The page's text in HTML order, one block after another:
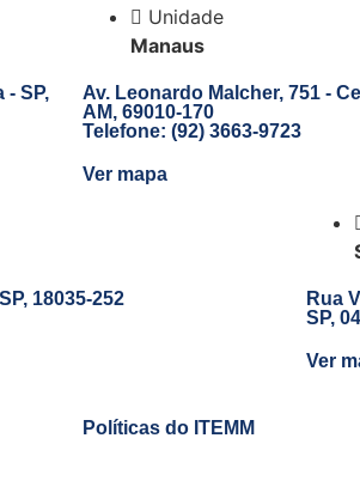
- SP,
Unidade
Manaus
Av. Leonardo Malcher, 751 -
AM, 69010-170
Telefone: (92) 3663-9723
Ver mapa
18035-252
Rua
SP,
Ver
Políticas do ITEMM